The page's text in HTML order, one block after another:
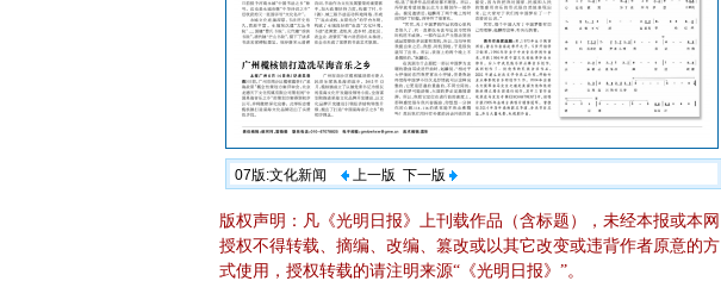
07版:文化新闻 上一版 下一版
版权声明：凡《光明日报》上刊载作品（含标题），未经本报或本网
授权不得转载、摘编、改编、篡改或以其它改变或违背作者原意的方
式使用，授权转载的请注明来源“《光明日报》”。